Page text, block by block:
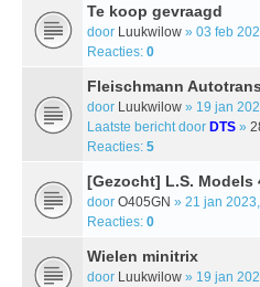
Te koop gevraagd
door Luukwilow » 03 feb
Reacties: 0
Fleischmann
door Luukwilow » 19 jan
Laatste bericht door DTS »
Reacties: 5
[Gezocht] L.S. Models
door O405GN » 21 jan
Reacties: 0
Wielen minitrix
door Luukwilow » 19 jan